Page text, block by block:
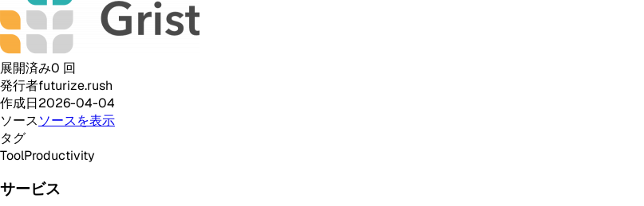
展開済み0 回
発行者futurize.rush
作成日2026-04-04
ソースソースを表示
タグ
ToolProductivity
サービス